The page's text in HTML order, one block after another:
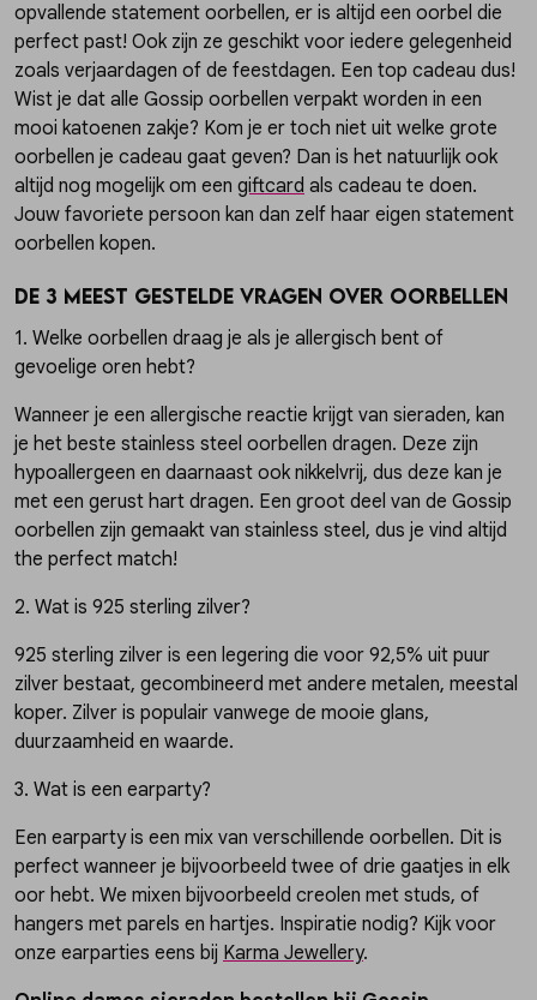
opvallende statement oorbellen, er is altijd een oorbel die
perfect past! Ook zijn ze geschikt voor iedere gelegenheid
zoals verjaardagen of de feestdagen. Een top cadeau dus!
Wist je dat alle Gossip oorbellen verpakt worden in een
mooi katoenen zakje? Kom je er toch niet uit welke grote
oorbellen je cadeau gaat geven? Dan is het natuurlijk ook
altijd nog mogelijk om een giftcard als cadeau te doen.
Jouw favoriete persoon kan dan zelf haar eigen statement
oorbellen kopen.
De 3 meest gestelde vragen over oorbellen
1. Welke oorbellen draag je als je allergisch bent of
gevoelige oren hebt?
Wanneer je een allergische reactie krijgt van sieraden, kan
je het beste stainless steel oorbellen dragen. Deze zijn
hypoallergeen en daarnaast ook nikkelvrij, dus deze kan je
met een gerust hart dragen. Een groot deel van de Gossip
oorbellen zijn gemaakt van stainless steel, dus je vind altijd
the perfect match!
2. Wat is 925 sterling zilver?
925 sterling zilver is een legering die voor 92,5% uit puur
zilver bestaat, gecombineerd met andere metalen, meestal
koper. Zilver is populair vanwege de mooie glans,
duurzaamheid en waarde.
3. Wat is een earparty?
Een earparty is een mix van verschillende oorbellen. Dit is
perfect wanneer je bijvoorbeeld twee of drie gaatjes in elk
oor hebt. We mixen bijvoorbeeld creolen met studs, of
hangers met parels en hartjes. Inspiratie nodig? Kijk voor
onze earparties eens bij Karma Jewellery.